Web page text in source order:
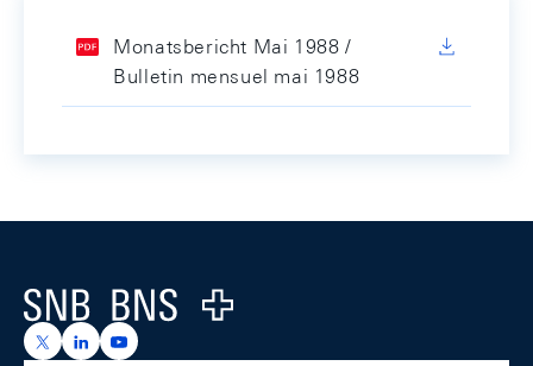
Monatsbericht Mai 1988 /
Bulletin mensuel mai 1988
Logo
https://x.com/snb_bns
https://ch.linkedin.com/company/swiss-national-
https://www.youtube.com/@swissnationalbank